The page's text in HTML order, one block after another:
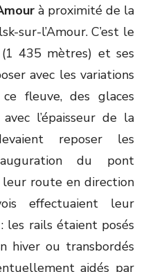
à proximité de la
sur-l’Amour. C’est le
435 mètres) et ses
avec les variations
fleuve, des glaces
l’épaisseur de la
reposer les
du pont
route en direction
effectuaient leur
les rails étaient posés
hiver ou transbordés
aidés par